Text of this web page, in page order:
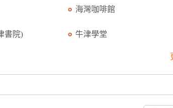
海灣咖啡館
書院) 牛津學堂